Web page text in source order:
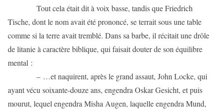
Tout cela était dit à voix basse, tandis que Friedrich
Tische, dont le nom avait été prononcé, se terrait sous une table
comme si la terre avait tremblé. Dans sa barbe, il récitait une drôle
de litanie à caractère biblique, qui faisait douter de son équilibre
mental :
– …et naquirent, après le grand assaut, John Locke, qui
ayant vécu soixante-douze ans, engendra Oskar Gesicht, et puis
mourut, lequel engendra Misha Augen, laquelle engendra Mund,